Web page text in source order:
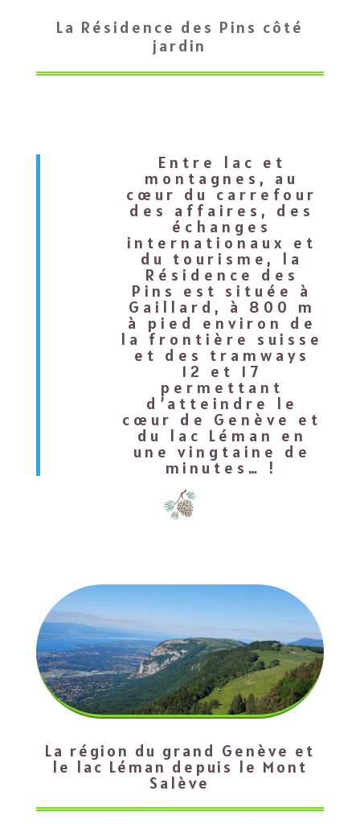
La Résidence des Pins côté
jardin
Entre lac et
montagnes, au
cœur du carrefour
des affaires, des
échanges
internationaux et
du tourisme, la
Résidence des
Pins est située à
Gaillard, à 800 m
à pied environ de
la frontière suisse
et des tramways
12 et 17
permettant
d’atteindre le
cœur de Genève et
du lac Léman en
une vingtaine de
minutes… !
La région du grand Genève et
le lac Léman depuis le Mont
Salève